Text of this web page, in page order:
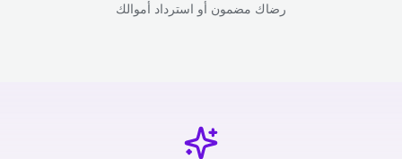
رضاك مضمون أو استرداد أموالك